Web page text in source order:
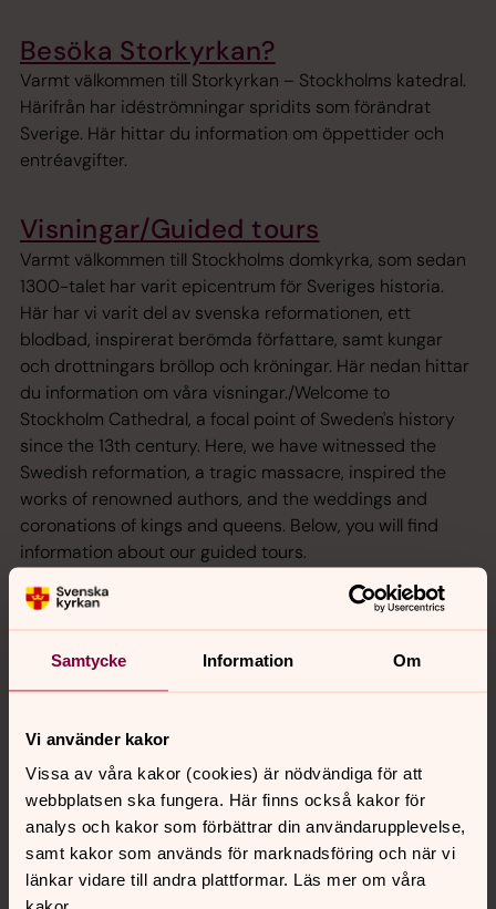
Samtycke Information Om
Vi använder kakor
Vissa av våra kakor (cookies) är nödvändiga för att
webbplatsen ska fungera. Här finns också kakor för
analys och kakor som förbättrar din användarupplevelse,
samt kakor som används för marknadsföring och när vi
länkar vidare till andra plattformar. Läs mer om våra
Besöka Storkyrkan?
Varmt välkommen till Storkyrkan – Stockholms katedral.
Härifrån har idéströmningar spridits som förändrat
Sverige. Här hittar du information om öppettider och
entréavgifter.
Visningar/Guided tours
Varmt välkommen till Stockholms domkyrka, som sedan
1300-talet har varit epicentrum för Sveriges historia.
Här har vi varit del av svenska reformationen, ett
blodbad, inspirerat berömda författare, samt kungar
och drottningars bröllop och kröningar. Här nedan hittar
du information om våra visningar./Welcome to
Stockholm Cathedral, a focal point of Sweden's history
since the 13th century. Here, we have witnessed the
Swedish reformation, a tragic massacre, inspired the
works of renowned authors, and the weddings and
coronations of kings and queens. Below, you will find
information about our guided tours.
Visiting Storkyrkan - Stockholm
Cathedral?
still does. Here you find information about opening hours
and our audio guide.
Viktig uppdatering för resebyråer
och researrangörer/Important
update for Travel Agencies and